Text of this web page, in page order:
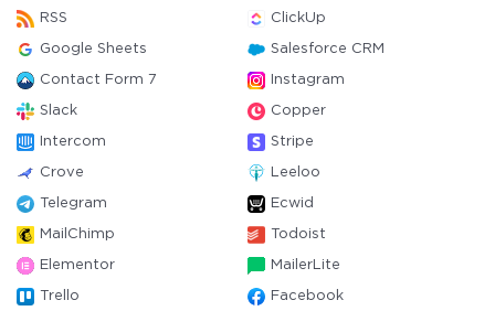
RSS ClickUp
Google Sheets Salesforce CRM
Contact Form 7 Instagram
Slack Copper
Intercom Stripe
Crove Leeloo
Telegram Ecwid
MailChimp Todoist
Elementor MailerLite
Trello Facebook